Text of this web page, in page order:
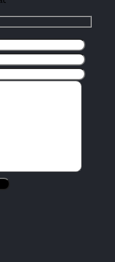
Bắc, Thành phố Nam